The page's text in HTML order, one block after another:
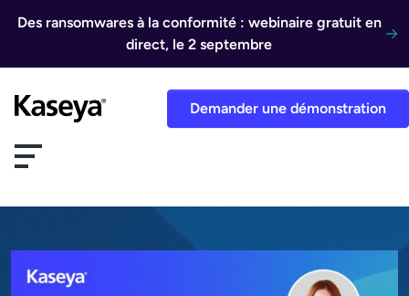
Des ransomwares à la conformité : webinaire gratuit en
direct, le 2 septembre
Demander une démonstration